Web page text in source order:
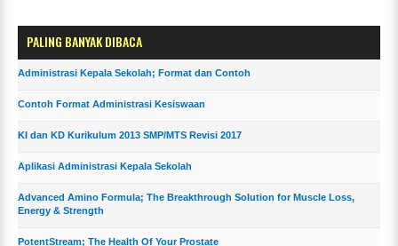
PALING BANYAK DIBACA
Administrasi Kepala Sekolah; Format dan Contoh
Contoh Format Administrasi Kesiswaan
KI dan KD Kurikulum 2013 SMP/MTS Revisi 2017
Aplikasi Administrasi Kepala Sekolah
Advanced Amino Formula; The Breakthrough Solution for Muscle Loss,
Energy & Strength
PotentStream; The Health Of Your Prostate